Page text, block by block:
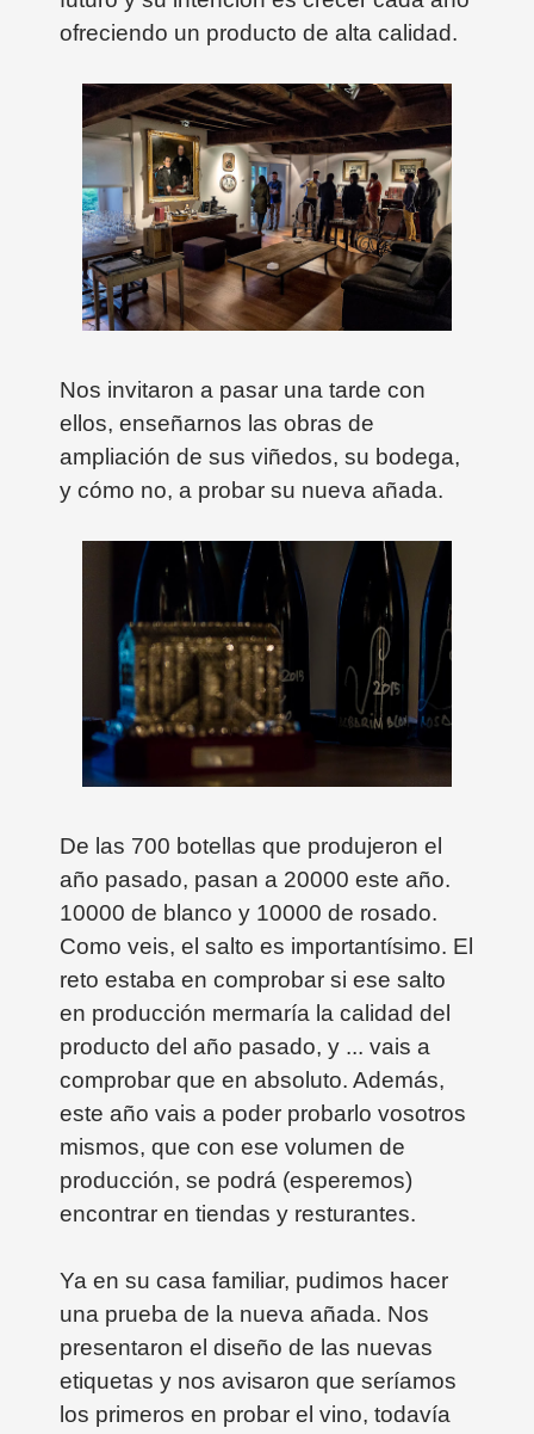
ofreciendo un producto de alta calidad.
Nos invitaron a pasar una tarde con
ellos, enseñarnos las obras de
ampliación de sus viñedos, su bodega,
y cómo no, a probar su nueva añada.
De las 700 botellas que produjeron el
año pasado, pasan a 20000 este año.
10000 de blanco y 10000 de rosado.
Como veis, el salto es importantísimo. El
reto estaba en comprobar si ese salto
en producción mermaría la calidad del
producto del año pasado, y ... vais a
comprobar que en absoluto. Además,
este año vais a poder probarlo vosotros
mismos, que con ese volumen de
producción, se podrá (esperemos)
encontrar en tiendas y resturantes.
Ya en su casa familiar, pudimos hacer
una prueba de la nueva añada. Nos
presentaron el diseño de las nuevas
etiquetas y nos avisaron que seríamos
los primeros en probar el vino, todavía